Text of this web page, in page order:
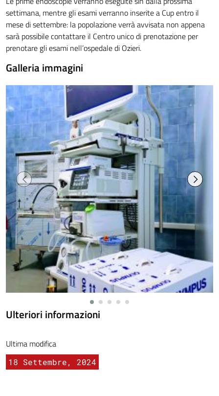
settimana, mentre gli esami verranno inserite a Cup entro il
mese di settembre: la popolazione verrà avvisata non appena
sarà possibile contattare il Centro unico di prenotazione per
prenotare gli esami nell’ospedale di Ozieri.
Galleria immagini
Ulteriori informazioni
Ultima modifica
18 Settembre, 2024